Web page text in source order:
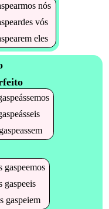
nós
vós
eles
gaspeassem
gaspeemos
gaspeeis
gaspeiem